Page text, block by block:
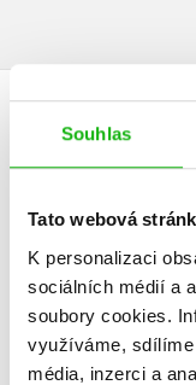
Souhlas
Tato webová
K personalizaci
sociálních médií a
soubory cookies.
využíváme,
média, inzerci a
DALŠÍ TITULY Z
MÍRNĚ